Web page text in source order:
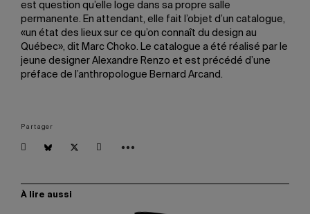
est question qu’elle loge dans sa propre salle
permanente. En attendant, elle fait l’objet d’un catalogue,
«un état des lieux sur ce qu’on connaît du design au
Québec», dit Marc Choko. Le catalogue a été réalisé par le
jeune designer Alexandre Renzo et est précédé d’une
préface de l’anthropologue Bernard Arcand.
Partager
À lire aussi